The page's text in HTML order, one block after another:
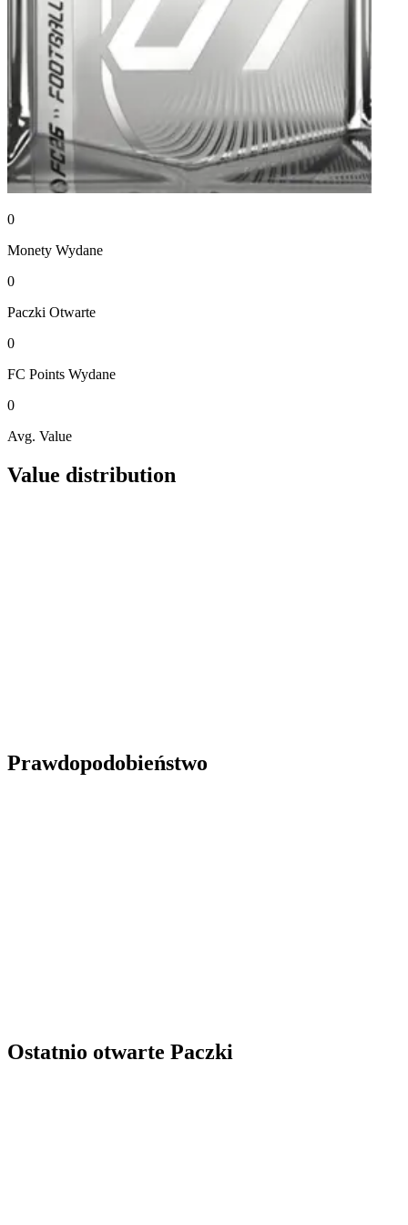
0
Monety Wydane
0
Paczki Otwarte
0
FC Points Wydane
0
Avg. Value
Value distribution
Prawdopodobieństwo
Ostatnio otwarte Paczki